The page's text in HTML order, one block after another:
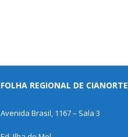
FOLHA REGIONAL DE CIANORTE
Avenida Brasil, 1167 – Sala 3